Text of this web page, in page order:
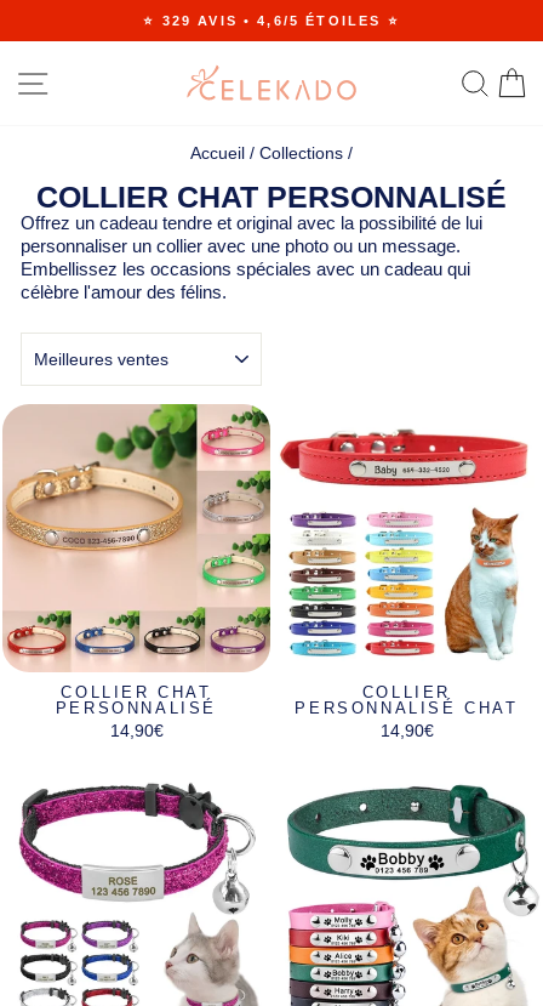
Diaporama
⭐ 329 AVIS • 4,6/5 ÉTOILES ⭐
NAVIGATION
Accueil / Collections /
COLLIER CHAT PERSONNALISÉ
Offrez un cadeau tendre et original avec la possibilité de lui
personnaliser un collier avec une photo ou un message.
Embellissez les occasions spéciales avec un cadeau qui
célèbre l'amour des félins.
COLLIER CHAT
PERSONNALISÉ
14,90€
COLLIER
PERSONNALISÉ CHAT
14,90€